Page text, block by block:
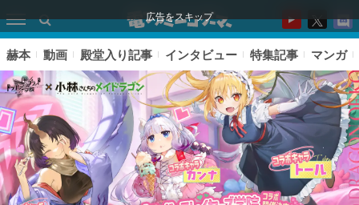
広告をスキップ
赫本 動画 殿堂入り記事 インタビュー 特集記事 マンガ